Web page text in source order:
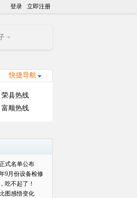
登录 立即注册
快捷导航
荣县热线
富顺热线
式名单公布
9月份设备检修
吃不起了！
图感悟变化